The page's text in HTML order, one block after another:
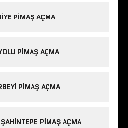
PIMAŞ AÇMA
PIMAŞ AÇMA
PIMAŞ AÇMA
PIMAŞ AÇMA